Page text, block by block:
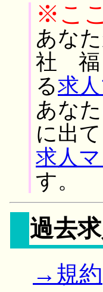
※こ
あな
社 福
る求
あな
に出
求人
す。
過去
→規約